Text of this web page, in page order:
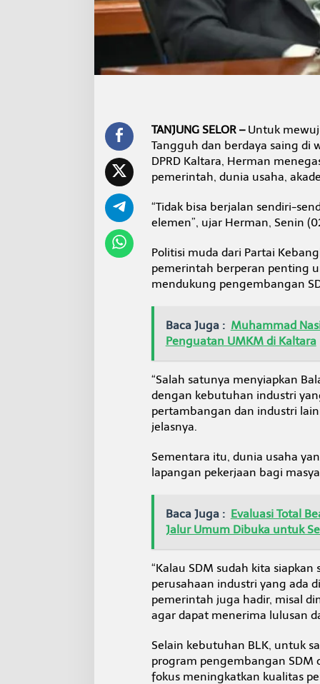
K
U
p
g
k
a
o
k
a
s
D
u
i
a
I
n
d
t
i
TANJUNG SELOR –Untuk
Tangguh dan berdaya saing di
DPRD Kaltara, Herman
pemerintah, dunia usaha,
“Tidak bisa berjalan sendiri-
elemen”, ujar Herman, Senin
Politisi muda dari Partai
pemerintah berperan penting
mendukung pengembangan
Baca Juga : Muhammad
Penguatan UMKM di Kaltara
“Salah satunya menyiapkan
dengan kebutuhan industri
pertambangan dan industri
jelasnya.
Sementara itu, dunia usaha
lapangan pekerjaan bagi
Baca Juga : Evaluasi Total
Jalur Umum Dibuka untuk
“Kalau SDM sudah kita
perusahaan industri yang ada
pemerintah juga hadir, misal
agar dapat menerima lulusan
Selain kebutuhan BLK, untuk
program pengembangan SDM
fokus meningkatkan kualitas